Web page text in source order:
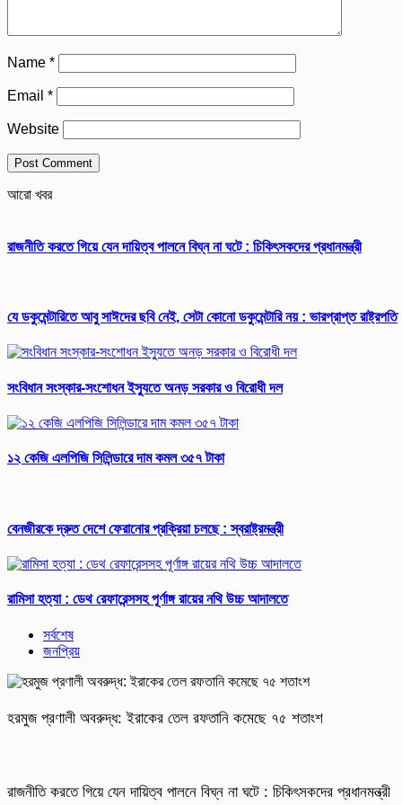
Name *
Email *
Website
আরো খবর
রাজনীতি করতে গিয়ে যেন দায়িত্ব পালনে বিঘ্ন না ঘটে : চিকিৎসকদের প্রধানমন্ত্রী
যে ডকুমেন্টারিতে আবু সাঈদের ছবি নেই, সেটা কোনো ডকুমেন্টারি নয় : ভারপ্রাপ্ত রাষ্ট্রপতি
সংবিধান সংস্কার-সংশোধন ইস্যুতে অনড় সরকার ও বিরোধী দল
১২ কেজি এলপিজি সিলিন্ডারে দাম কমল ৩৫৭ টাকা
বেনজীরকে দ্রুত দেশে ফেরানোর প্রক্রিয়া চলছে : স্বরাষ্ট্রমন্ত্রী
রামিসা হত্যা : ডেথ রেফারেন্সসহ পূর্ণাঙ্গ রায়ের নথি উচ্চ আদালতে
সর্বশেষ
জনপ্রিয়
হরমুজ প্রণালী অবরুদ্ধ: ইরাকের তেল রফতানি কমেছে ৭৫ শতাংশ
রাজনীতি করতে গিয়ে যেন দায়িত্ব পালনে বিঘ্ন না ঘটে : চিকিৎসকদের প্রধানমন্ত্রী